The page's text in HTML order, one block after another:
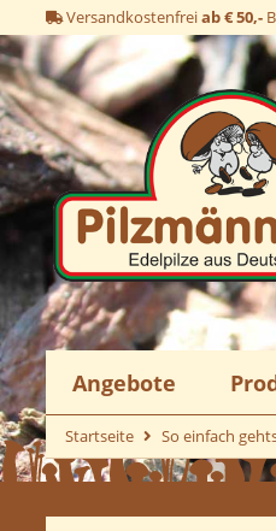
Versandkostenfreiab € 50,-
Angebote
Startseite So einfach